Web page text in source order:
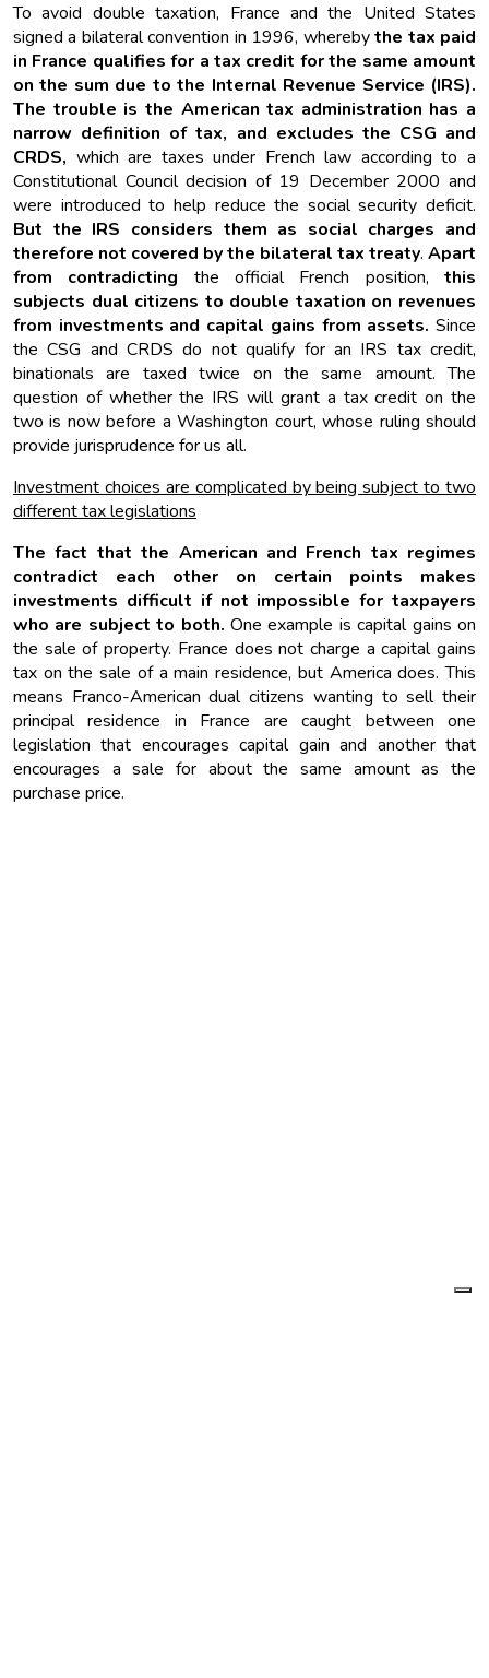
To avoid double taxation, France and the United States
signed a bilateral convention in 1996, wherebythe tax paid
in France qualifies for a tax credit for the same amount
on the sum due to the Internal Revenue Service (IRS).
The trouble is the American tax administration has a
narrow definition of tax, and excludes the CSG and
CRDS, which are taxes under French law according to a
Constitutional Council decision of 19 December 2000 and
were introduced to help reduce the social security deficit.
But the IRS considers them as social charges and
therefore not covered by the bilateral tax treaty. Apart
from contradicting the official French position,this
subjects dual citizens to double taxation on revenues
from investments and capital gains from assets. Since
the CSG and CRDS do not qualify for an IRS tax credit,
binationals are taxed twice on the same amount. The
question of whether the IRS will grant a tax credit on the
two is now before a Washington court, whose ruling should
provide jurisprudence for us all.
Investment choices are complicated by being subject to two
different tax legislations
The fact that the American and French tax regimes
contradict each other on certain points makes
investments difficult if not impossible for taxpayers
who are subject to both. One example is capital gains on
the sale of property. France does not charge a capital gains
tax on the sale of a main residence, but America does. This
means Franco-American dual citizens wanting to sell their
principal residence in France are caught between one
legislation that encourages capital gain and another that
encourages a sale for about the same amount as the
purchase price.